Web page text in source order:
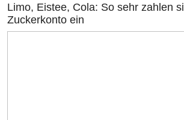
Limo, Eistee, Cola: So sehr zahlen
Zuckerkonto ein